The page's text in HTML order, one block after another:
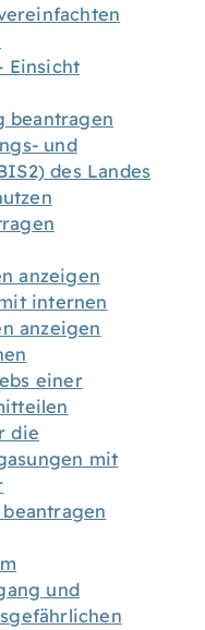
Einsicht
beantragen
und
des Landes
anzeigen
internen
anzeigen
einer
die
mit
und